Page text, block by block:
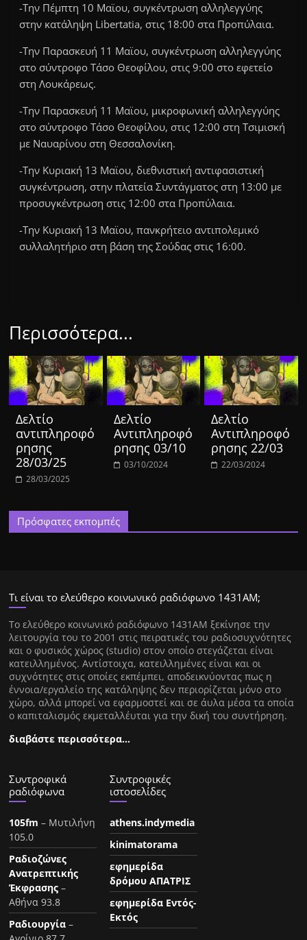
-Την Πέμπτη 10 Μαϊου, συγκέντρωση αλληλεγγύης
στην κατάληψη Libertatia, στις 18:00 στα Προπύλαια.
-Την Παρασκευή 11 Μαϊου, συγκέντρωση αλληλεγγύης
στο σύντροφο Τάσο Θεοφίλου, στις 9:00 στο εφετείο
στη Λουκάρεως.
-Την Παρασκευή 11 Μαϊου, μικροφωνική αλληλεγγύης
στο σύντροφο Τάσο Θεοφίλου, στις 12:00 στη Τσιμισκή
με Ναυαρίνου στη Θεσσαλονίκη.
-Την Κυριακή 13 Μαϊου, διεθνιστική αντιφασιστική
συγκέντρωση, στην πλατεία Συντάγματος στη 13:00 με
προσυγκέντρωση στις 12:00 στα Προπύλαια.
-Την Κυριακή 13 Μαϊου, πανκρήτειο αντιπολεμικό
συλλαλητήριο στη βάση της Σούδας στις 16:00.
Περισσότερα...
Δελτίο
αντιπληροφό
ρησης
28/03/25
28/03/2025
Δελτίο
Αντιπληροφό
ρησης 03/10
03/10/2024
Δελτίο
Αντιπληροφό
ρησης 22/03
22/03/2024
Πρόσφατες εκπομπές
Τι είναι το ελεύθερο κοινωνικό ραδιόφωνο 1431ΑΜ;
Tο ελεύθερο κοινωνικό ραδιόφωνο 1431AM ξεκίνησε την
λειτουργία του το 2001 στις πειρατικές του ραδιοσυχνότητες
και ο φυσικός χώρος (studio) στον οποίο στεγάζεται είναι
κατειλλημένος. Αντίστοιχα, κατειλλημένες είναι και οι
συχνότητες στις οποίες εκπέμπει, αποδεικνύοντας πως η
έννοια/εργαλείο της κατάληψης δεν περιορίζεται μόνο στο
χώρο, αλλά μπορεί να εφαρμοστεί και σε άυλα μέσα τα οποία
ο καπιταλισμός εκμεταλλέυται για την δική του συντήρηση.
διαβάστε περισσότερα…
Συντροφικά
ραδιόφωνα
105fm – Μυτιλήνη
105.0
Ραδιοζώνες
Ανατρεπτικής
Έκφρασης –
Αθήνα 93.8
Ραδιουργία –
Συντροφικές
ιστοσελίδες
athens.indymedia
kinimatorama
εφημερίδα
δρόμου ΑΠΑΤΡΙΣ
εφημερίδα Εντός-
Εκτός